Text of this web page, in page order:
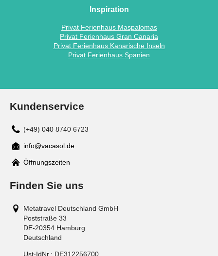
Inspiration
Privat Ferienhaus Maspalomas
Privat Ferienhaus Gran Canaria
Privat Ferienhaus Kanarische Inseln
Privat Ferienhaus Spanien
Kundenservice
(+49) 040 8740 6723
Mail
info@vacasol.de
Öffnungszeiten
Finden Sie uns
Metatravel Deutschland GmbH
Poststraße 33
DE-20354 Hamburg
Deutschland
Ust-IdNr.: DE312256700